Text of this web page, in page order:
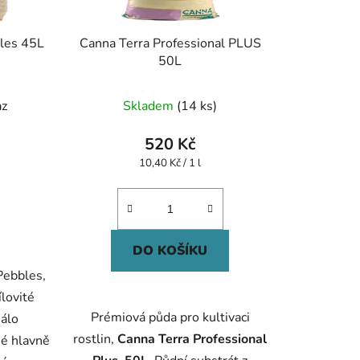
45L
hlavně
Canna Terra Professional PLUS
50L
Skladem (14 ks)
520 Kč
Měrná
10,40 Kč / 1 l
DO KOŠÍKU
Prémiová půda pro kultivaci
rostlin,Canna Terra Professional